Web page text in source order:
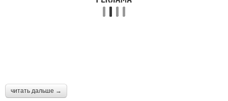
читать дальше →